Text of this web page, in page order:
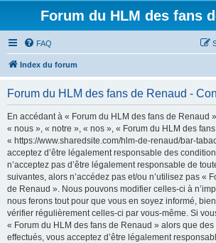
Forum du HLM des fans
FAQ
Index du forum
Forum du HLM des fans de Renaud -
En accédant à « Forum du HLM des fans de Renaud
« nous », « notre », « nos », « Forum du HLM des
« https://www.sharedsite.com/hlm-de-renaud/bar-
acceptez d’être légalement responsable des
n’acceptez pas d’être légalement responsable de
suivantes, alors n’accédez pas et/ou n’utilisez pas «
de Renaud ». Nous pouvons modifier celles-ci à
nous ferons tout pour que vous en soyez informé,
vérifier régulièrement celles-ci par vous-même. Si
« Forum du HLM des fans de Renaud » alors que
effectués, vous acceptez d’être légalement